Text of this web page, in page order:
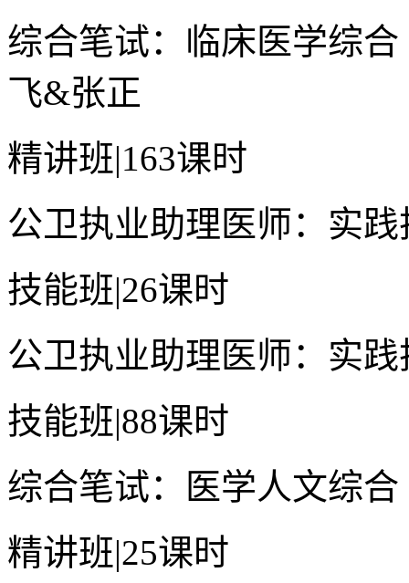
综合笔试：临床医学综
飞&张正
精讲班|163课时
公卫执业助理医师：实
技能班|26课时
公卫执业助理医师：实
技能班|88课时
综合笔试：医学人文综
精讲班|25课时